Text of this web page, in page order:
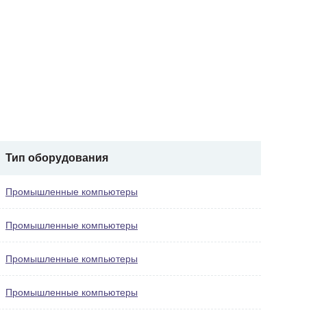
Тип оборудования
Промышленные компьютеры
Промышленные компьютеры
Промышленные компьютеры
Промышленные компьютеры